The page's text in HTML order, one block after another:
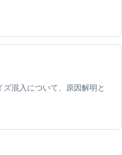
混入について、原因解明と